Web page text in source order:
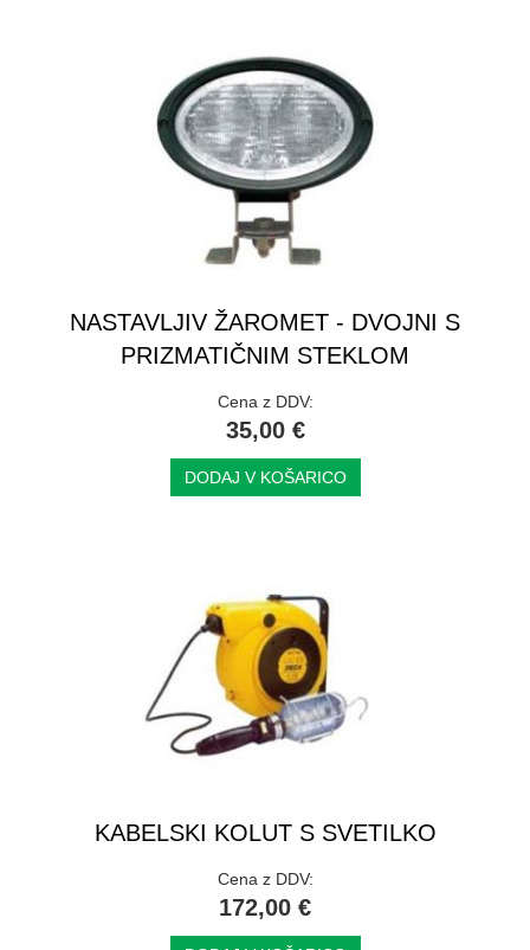
NASTAVLJIV ŽAROMET - DVOJNI S
PRIZMATIČNIM STEKLOM
Cena z DDV:
35,00 €
DODAJ V KOŠARICO
KABELSKI KOLUT S SVETILKO
Cena z DDV:
172,00 €